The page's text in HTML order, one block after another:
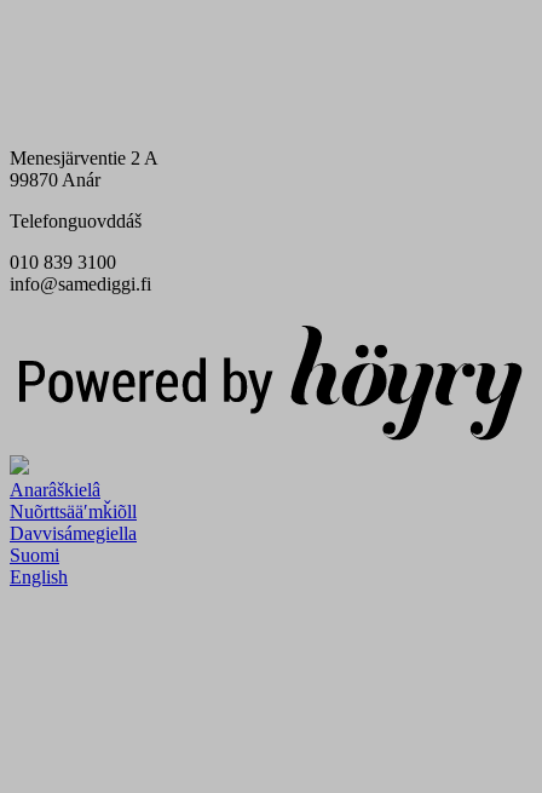
Menesjärventie 2 A
99870 Anár
Telefonguovddáš
010 839 3100
info@samediggi.fi
Anarâškielâ
Nuõrttsääʹmǩiõll
Davvisámegiella
Suomi
English